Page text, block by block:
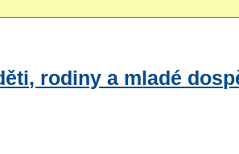
rodiny a mladé